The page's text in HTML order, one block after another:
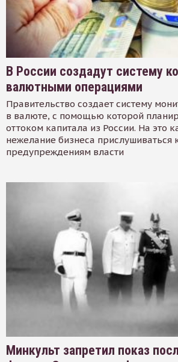
В России создадут систему
валютными операциями
Правительство создает систему
в валюте, с помощью которой
оттоком капитала из России. На это
нежелание бизнеса прислушиваться
предупреждениям власти
Минкульт запретил показ